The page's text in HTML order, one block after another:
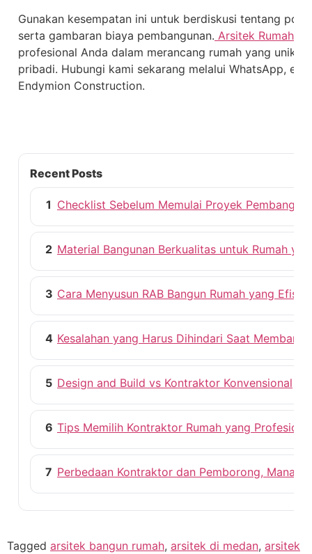
Gunakan kesempatan ini untuk berdiskusi tentang
serta gambaran biaya pembangunan. Arsitek Rumah 2
profesional Anda dalam merancang rumah yang unik,
pribadi. Hubungi kami sekarang melalui WhatsApp,
Endymion Construction.
Recent Posts
1 Checklist Sebelum Memulai Proyek
2 Material Bangunan Berkualitas untuk Rumah
3 Cara Menyusun RAB Bangun Rumah yang Efisien
4 Kesalahan yang Harus Dihindari Saat
5 Design and Build vs Kontraktor Konvensional
6 Tips Memilih Kontraktor Rumah yang
7 Perbedaan Kontraktor dan Pemborong, Mana
Tagged arsitek bangun rumah, arsitek di medan, arsitek